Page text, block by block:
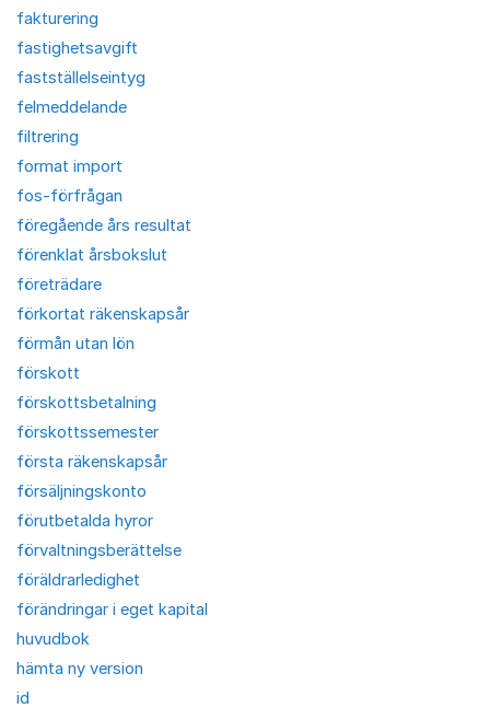
fakturering
fastighetsavgift
fastställelseintyg
felmeddelande
filtrering
format import
fos-förfrågan
föregående års resultat
förenklat årsbokslut
företrädare
förkortat räkenskapsår
förmån utan lön
förskott
förskottsbetalning
förskottssemester
första räkenskapsår
försäljningskonto
förutbetalda hyror
förvaltningsberättelse
föräldrarledighet
förändringar i eget kapital
huvudbok
hämta ny version
id